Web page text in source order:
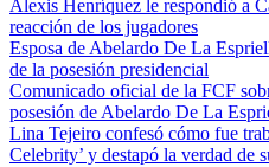
Alexis Henríquez le respondió a
reacción de los jugadores
Esposa de Abelardo De La
de la posesión presidencial
Comunicado oficial de la FCF
posesión de Abelardo De La
Lina Tejeiro confesó cómo fue
Celebrity’ y destapó la verdad de